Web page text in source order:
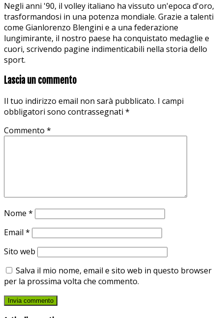
Negli anni '90, il volley italiano ha vissuto un'epoca d'oro,
trasformandosi in una potenza mondiale. Grazie a talenti
come Gianlorenzo Blengini e a una federazione
lungimirante, il nostro paese ha conquistato medaglie e
cuori, scrivendo pagine indimenticabili nella storia dello
sport.
Lascia un commento
Il tuo indirizzo email non sarà pubblicato. I campi
obbligatori sono contrassegnati *
Commento *
Nome *
Email *
Sito web
Salva il mio nome, email e sito web in questo browser
per la prossima volta che commento.